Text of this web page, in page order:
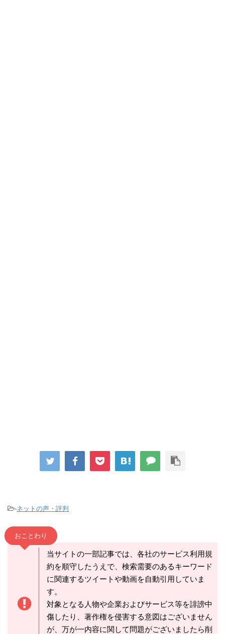
-ネットの声・評判
おことわり
当サイトの一部記事では、各社のサービス利用規
約を順守したうえで、検索需要のあるキーワード
に関連するツイートや動画を自動引用していま
す。
対象となる人物や企業およびサービス等を誹謗中
傷したり、著作権を侵害する意図はございません
が、万が一内容に関して問題がございましたら削